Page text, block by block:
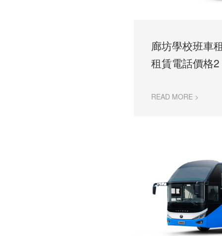
廊坊學校班車
租賃電話價格2
READ MORE >